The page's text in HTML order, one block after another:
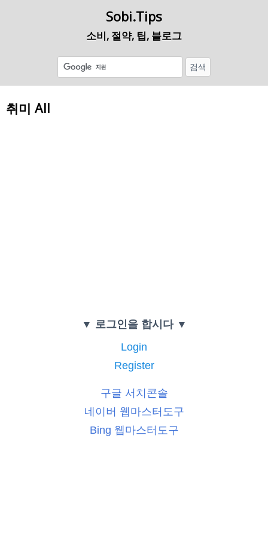
Sobi.Tips
소비, 절약, 팁, 블로그
취미 All
▼ 로그인을 합시다 ▼
Login
Register
구글 서치콘솔
네이버 웹마스터도구
Bing 웹마스터도구